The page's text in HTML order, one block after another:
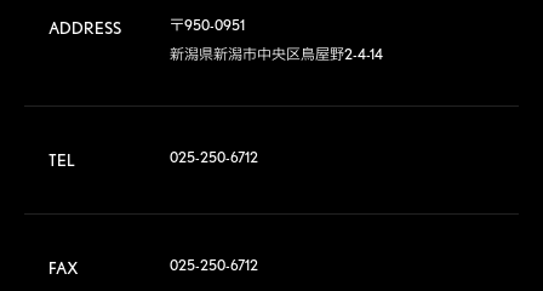
ADDRESS
〒950-0951
新潟県新潟市中央区鳥屋野2-4-14
TEL 025-250-6712
FAX 025-250-6712